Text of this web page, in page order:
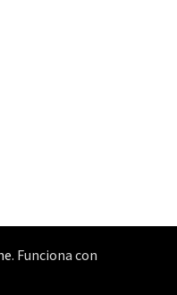
. Funciona con